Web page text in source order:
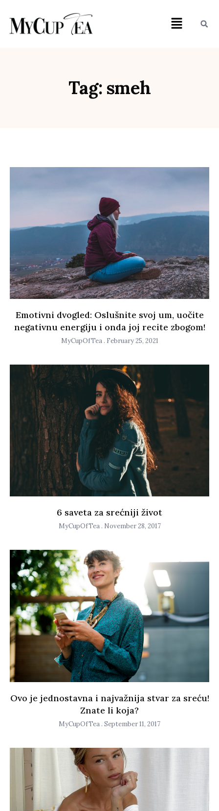
Tag: smeh
Emotivni dvogled: Oslušnite svoj um, uočite
negativnu energiju i onda joj recite zbogom!
MyCupOfTea February 25, 2021
6 saveta za srećniji život
MyCupOfTea November 28, 2017
Ovo je jednostavna i najvažnija stvar za sreću!
Znate li koja?
MyCupOfTea September 11, 2017